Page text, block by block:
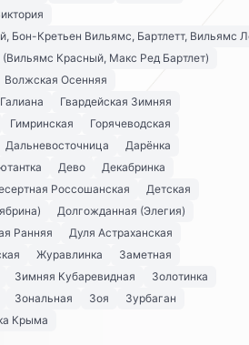
Бон-Кретьен Вильямс, Бартлетт, Вильямс
Красный, Макс Ред Бартлет)
Волжская Осенняя
Галиана
Гвардейская Зимняя
Гимринская
Горячеводская
Дальневосточница
Дарёнка
Дево
Декабринка
Россошанская
Детская
Долгожданная (Элегия)
Ранняя
Дуля Астраханская
Журавлинка
Заметная
Зимняя Кубаревидная
Золотинка
Зональная Зоя
Зурбаган
Крыма